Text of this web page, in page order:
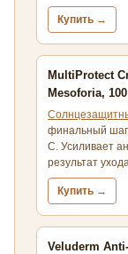
Купить →
MultiProtect
Mesoforia,
финальный шаг
С. Усиливает
результат
Купить →
Veluderm